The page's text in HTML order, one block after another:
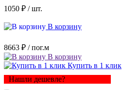
1050 ₽ / шт.
В корзину
8663 ₽ / пог.м
В корзину
Купить в 1 клик
Нашли дешевле?